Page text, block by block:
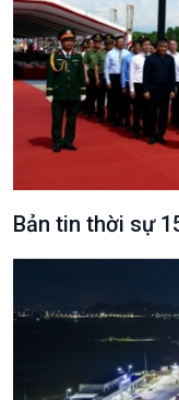
Xã hội
Tin Đời sống & Xã
360 độ Sức khỏe
Chuyên gia của bạn
Xã hội chuyển động
Bản tin thời sự